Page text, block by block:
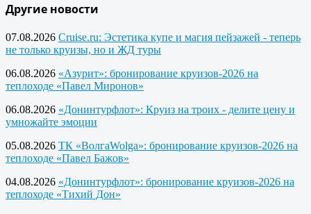
Другие новости
07.08.2026 Cruise.ru: Эстетика купе и магия пейзажей - теперь
не только круизы, но и ЖД туры
06.08.2026 «Азурит»: бронирование круизов-2026 на
теплоходе «Павел Миронов»
06.08.2026 «Донинтурфлот»: Круиз на троих - делите цену и
умножайте эмоции
05.08.2026 ТК «ВолгаWolga»: бронирование круизов-2026 на
теплоходе «Павел Бажов»
04.08.2026 «Донинтурфлот»: бронирование круизов-2026 на
теплоходе «Тихий Дон»